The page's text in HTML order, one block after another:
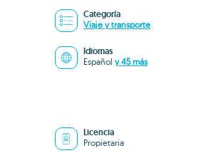
Categoría
Viaje y transporte
Idiomas
Español y 45 más
Licencia
Propietaria